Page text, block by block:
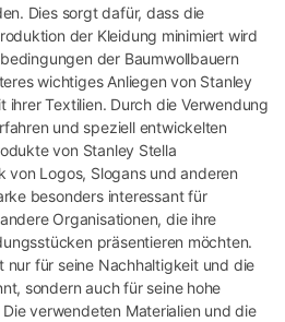
Dies sorgt dafür, dass die
der Kleidung minimiert wird
der Baumwollbauern
wichtiges Anliegen von Stanley
ihrer Textilien. Durch die Verwendung
und speziell entwickelten
von Stanley Stella
von Logos, Slogans und anderen
besonders interessant für
Organisationen, die ihre
präsentieren möchten.
nur für seine Nachhaltigkeit und die
sondern auch für seine hohe
verwendeten Materialien und die